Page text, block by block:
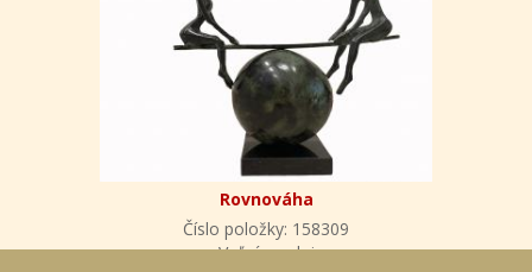
Rovnováha
Číslo položky: 158309
Voľný predaj